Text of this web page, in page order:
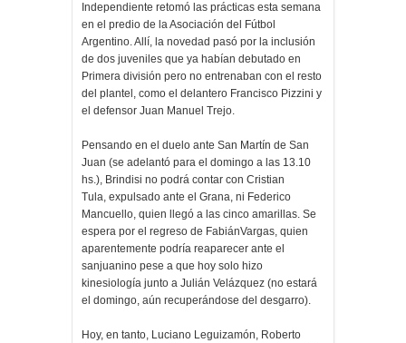
Independiente retomó las prácticas esta semana
en el predio de la Asociación del Fútbol
Argentino. Allí, la novedad pasó por la inclusión
de dos juveniles que ya habían debutado en
Primera división pero no entrenaban con el resto
del plantel, como el delantero Francisco Pizzini y
el defensor Juan Manuel Trejo.
Pensando en el duelo ante San Martín de San
Juan (se adelantó para el domingo a las 13.10
hs.), Brindisi no podrá contar con Cristian
Tula, expulsado ante el Grana, ni Federico
Mancuello, quien llegó a las cinco amarillas. Se
espera por el regreso de FabiánVargas, quien
aparentemente podría reaparecer ante el
sanjuanino pese a que hoy solo hizo
kinesiología junto a Julián Velázquez (no estará
el domingo, aún recuperándose del desgarro).
Hoy, en tanto, Luciano Leguizamón, Roberto